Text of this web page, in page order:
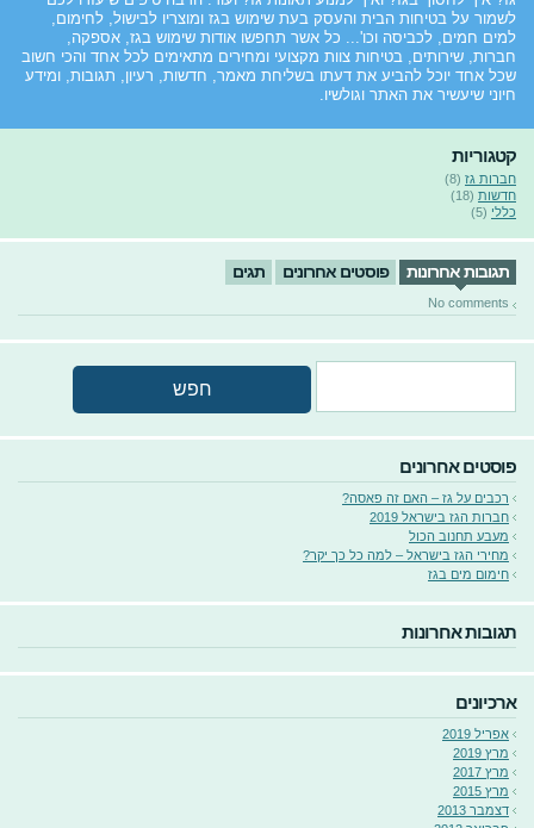
לשמור על בטיחות הבית והעסק בעת שימוש בגז ומוצריו לבישול, לחימום,
למים חמים, לכביסה וכו'... כל אשר תחפשו אודות שימוש בגז, אספקה,
חברות, שירותים, בטיחות צוות מקצועי ומחירים מתאימים לכל אחד והכי חשוב
שכל אחד יוכל להביע את דעתו בשליחת מאמר, חדשות, רעיון, תגובות, ומידע
חיוני שיעשיר את האתר וגולשיו.
קטגוריות
חברות גז (8)
חדשות (18)
כללי (5)
תגובות אחרונות פוסטים אחרונים תגים
No comments
פוסטים אחרונים
רכבים על גז – האם זה פאסה?
חברות הגז בישראל 2019
מעבע תחנוב הכול
מחירי הגז בישראל – למה כל כך יקר?
חימום מים בגז
תגובות אחרונות
ארכיונים
אפריל 2019
מרץ 2019
מרץ 2017
מרץ 2015
דצמבר 2013